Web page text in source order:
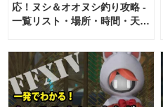
応！ヌシ＆オオヌシ釣り攻略 -
一覧リスト・場所・時間・天